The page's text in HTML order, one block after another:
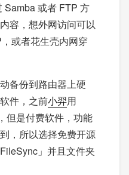
Samba 或者 FTP 方
容，想外网访问可以
或者花生壳内网穿
备份到路由器上硬
件，之前小羿用
但是付费软件，功能
，所以选择免费开源
」并且文件夹